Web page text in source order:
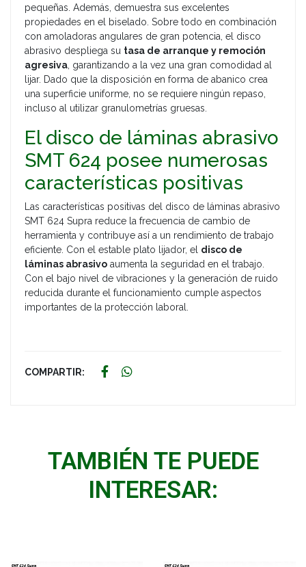
pequeñas. Además, demuestra sus excelentes
propiedades en el biselado. Sobre todo en combinación
con amoladoras angulares de gran potencia, el disco
abrasivo despliega su tasa de arranque y remoción
agresiva, garantizando a la vez una gran comodidad al
lijar. Dado que la disposición en forma de abanico crea
una superficie uniforme, no se requiere ningún repaso,
incluso al utilizar granulometrías gruesas.
El disco de láminas abrasivo
SMT 624 posee numerosas
características positivas
Las características positivas del disco de láminas abrasivo
SMT 624 Supra reduce la frecuencia de cambio de
herramienta y contribuye así a un rendimiento de trabajo
eficiente. Con el estable plato lijador, el disco de
láminas abrasivo aumenta la seguridad en el trabajo.
Con el bajo nivel de vibraciones y la generación de ruido
reducida durante el funcionamiento cumple aspectos
importantes de la protección laboral.
COMPARTIR:
TAMBIÉN TE PUEDE
INTERESAR: